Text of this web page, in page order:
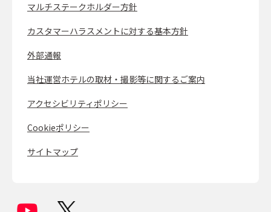
マルチステークホルダー方針
カスタマーハラスメントに対する基本方針
外部通報
当社運営ホテルの取材・撮影等に関するご案内
アクセシビリティポリシー
Cookieポリシー
サイトマップ